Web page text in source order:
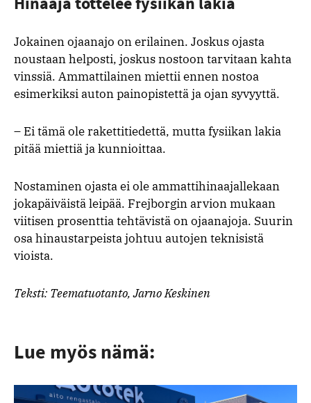
Jokainen ojaanajo on erilainen. Joskus ojasta
noustaan helposti, joskus nostoon tarvitaan kahta
vinssiä. Ammattilainen miettii ennen nostoa
esimerkiksi auton painopistettä ja ojan syvyyttä.
– Ei tämä ole rakettitiedettä, mutta fysiikan lakia
pitää miettiä ja kunnioittaa.
Nostaminen ojasta ei ole ammattihinaajallekaan
jokapäiväistä leipää. Frejborgin arvion mukaan
viitisen prosenttia tehtävistä on ojaanajoja. Suurin
osa hinaustarpeista johtuu autojen teknisistä
vioista.
Teksti: Teematuotanto, Jarno Keskinen
Lue myös nämä: